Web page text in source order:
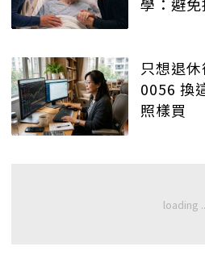
只想退
0056 換
照樣買